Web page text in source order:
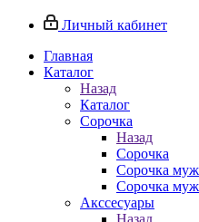
Личный кабинет
Главная
Каталог
Назад
Каталог
Сорочка
Назад
Сорочка
Сорочка
Сорочка
Акссесуары
Назад